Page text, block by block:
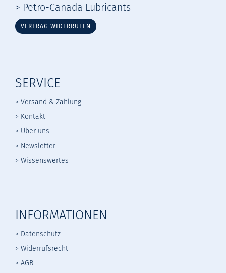
> Petro-Canada Lubricants
VERTRAG WIDERRUFEN
SERVICE
> Versand & Zahlung
> Kontakt
> Über uns
> Newsletter
> Wissenswertes
INFORMATIONEN
> Datenschutz
> Widerrufsrecht
> AGB